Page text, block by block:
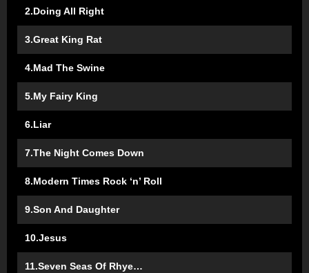
2.Doing All Right
3.Great King Rat
4.Mad The Swine
5.My Fairy King
6.Liar
7.The Night Comes Down
8.Modern Times Rock ‘n’ Roll
9.Son And Daughter
10.Jesus
11.Seven Seas Of Rhye…